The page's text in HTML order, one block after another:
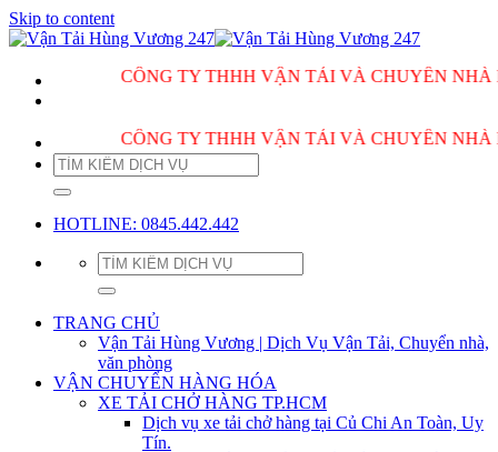
Skip to content
CÔNG TY THHH VẬN TẢI VÀ CHUYỂN NHÀ HÙNG
CÔNG TY THHH VẬN TẢI VÀ CHUYỂN NHÀ HÙNG
HOTLINE: 0845.442.442
TRANG CHỦ
Vận Tải Hùng Vương | Dịch Vụ Vận Tải, Chuyển nhà,
văn phòng
VẬN CHUYỂN HÀNG HÓA
XE TẢI CHỞ HÀNG TP.HCM
Dịch vụ xe tải chở hàng tại Củ Chi An Toàn, Uy
Tín.